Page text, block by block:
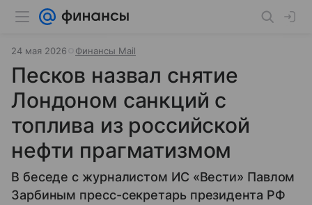
24 мая 2026 Финансы Mail
Песков назвал снятие
Лондоном санкций с
топлива из российской
нефти прагматизмом
В беседе с журналистом ИС «Вести» Павлом
Зарбиным пресс-секретарь президента РФ